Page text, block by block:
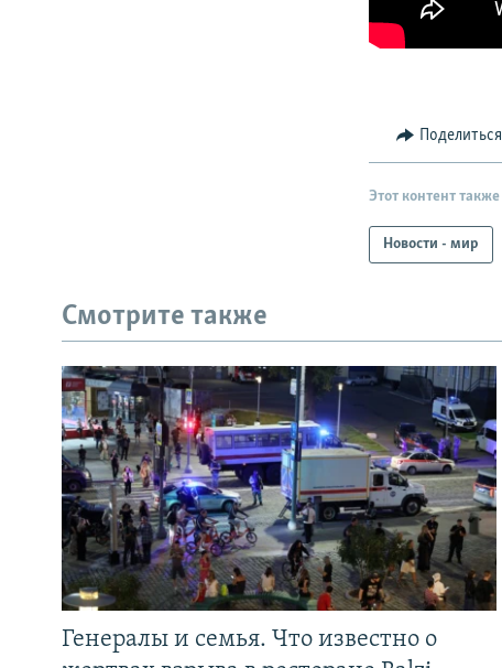
Поделиться
Этот контент
Новости - мир
Смотрите также
Генералы и семья. Что известно о